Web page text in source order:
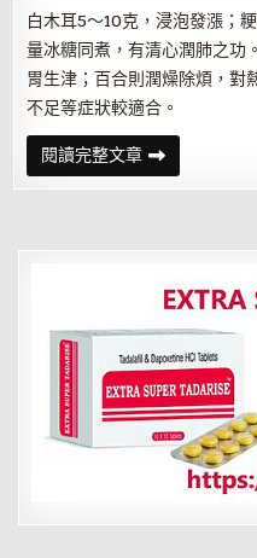
白木耳5～10克，浸泡發漲；
量冰糖同煮，有清心潤肺之功
胃生津；百合則潤燥除煩，對
不足等症狀較適合。
閱讀完整文章秋
冬
季
麼
好？
九
款
暖
粥
健
脾
養
胃